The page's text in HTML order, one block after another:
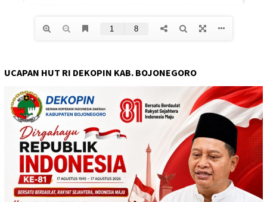
UCAPAN HUT RI DEKOPIN KAB. BOJONEGORO